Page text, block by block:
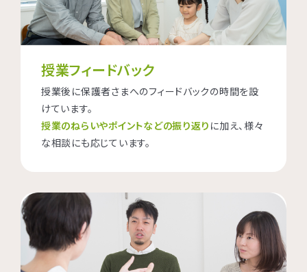
授業フィードバック
授業後に保護者さまへのフィードバックの時間を設
けています。
授業のねらいやポイントなどの振り返り に加え、様々
な相談にも応じています。